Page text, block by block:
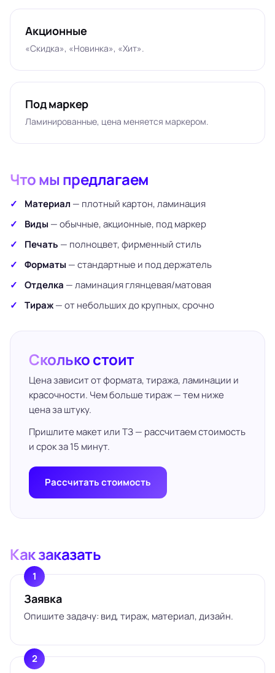
Акционные
«Скидка», «Новинка», «Хит».
Под маркер
Ламинированные, цена меняется маркером.
Что мы предлагаем
Материал — плотный картон, ламинация
Виды — обычные, акционные, под маркер
Печать — полноцвет, фирменный стиль
Форматы — стандартные и под держатель
Отделка — ламинация глянцевая/матовая
Тираж— от небольших до крупных, срочно
Сколько стоит
Цена зависит от формата, тиража, ламинации и
красочности. Чем больше тираж — тем ниже
цена за штуку.
Пришлите макет или ТЗ — рассчитаем стоимость
и срок за 15 минут.
Рассчитать стоимость
Как заказать
Заявка
Опишите задачу: вид, тираж, материал, дизайн.